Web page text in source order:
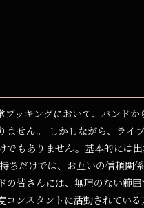
ブッキングにおいて、バンド
ません。 しかしながら、ライ
でもありません。基本的には
ちだけでは、お互いの信頼関
皆さんには、無理のない範
コンスタントに活動されてい